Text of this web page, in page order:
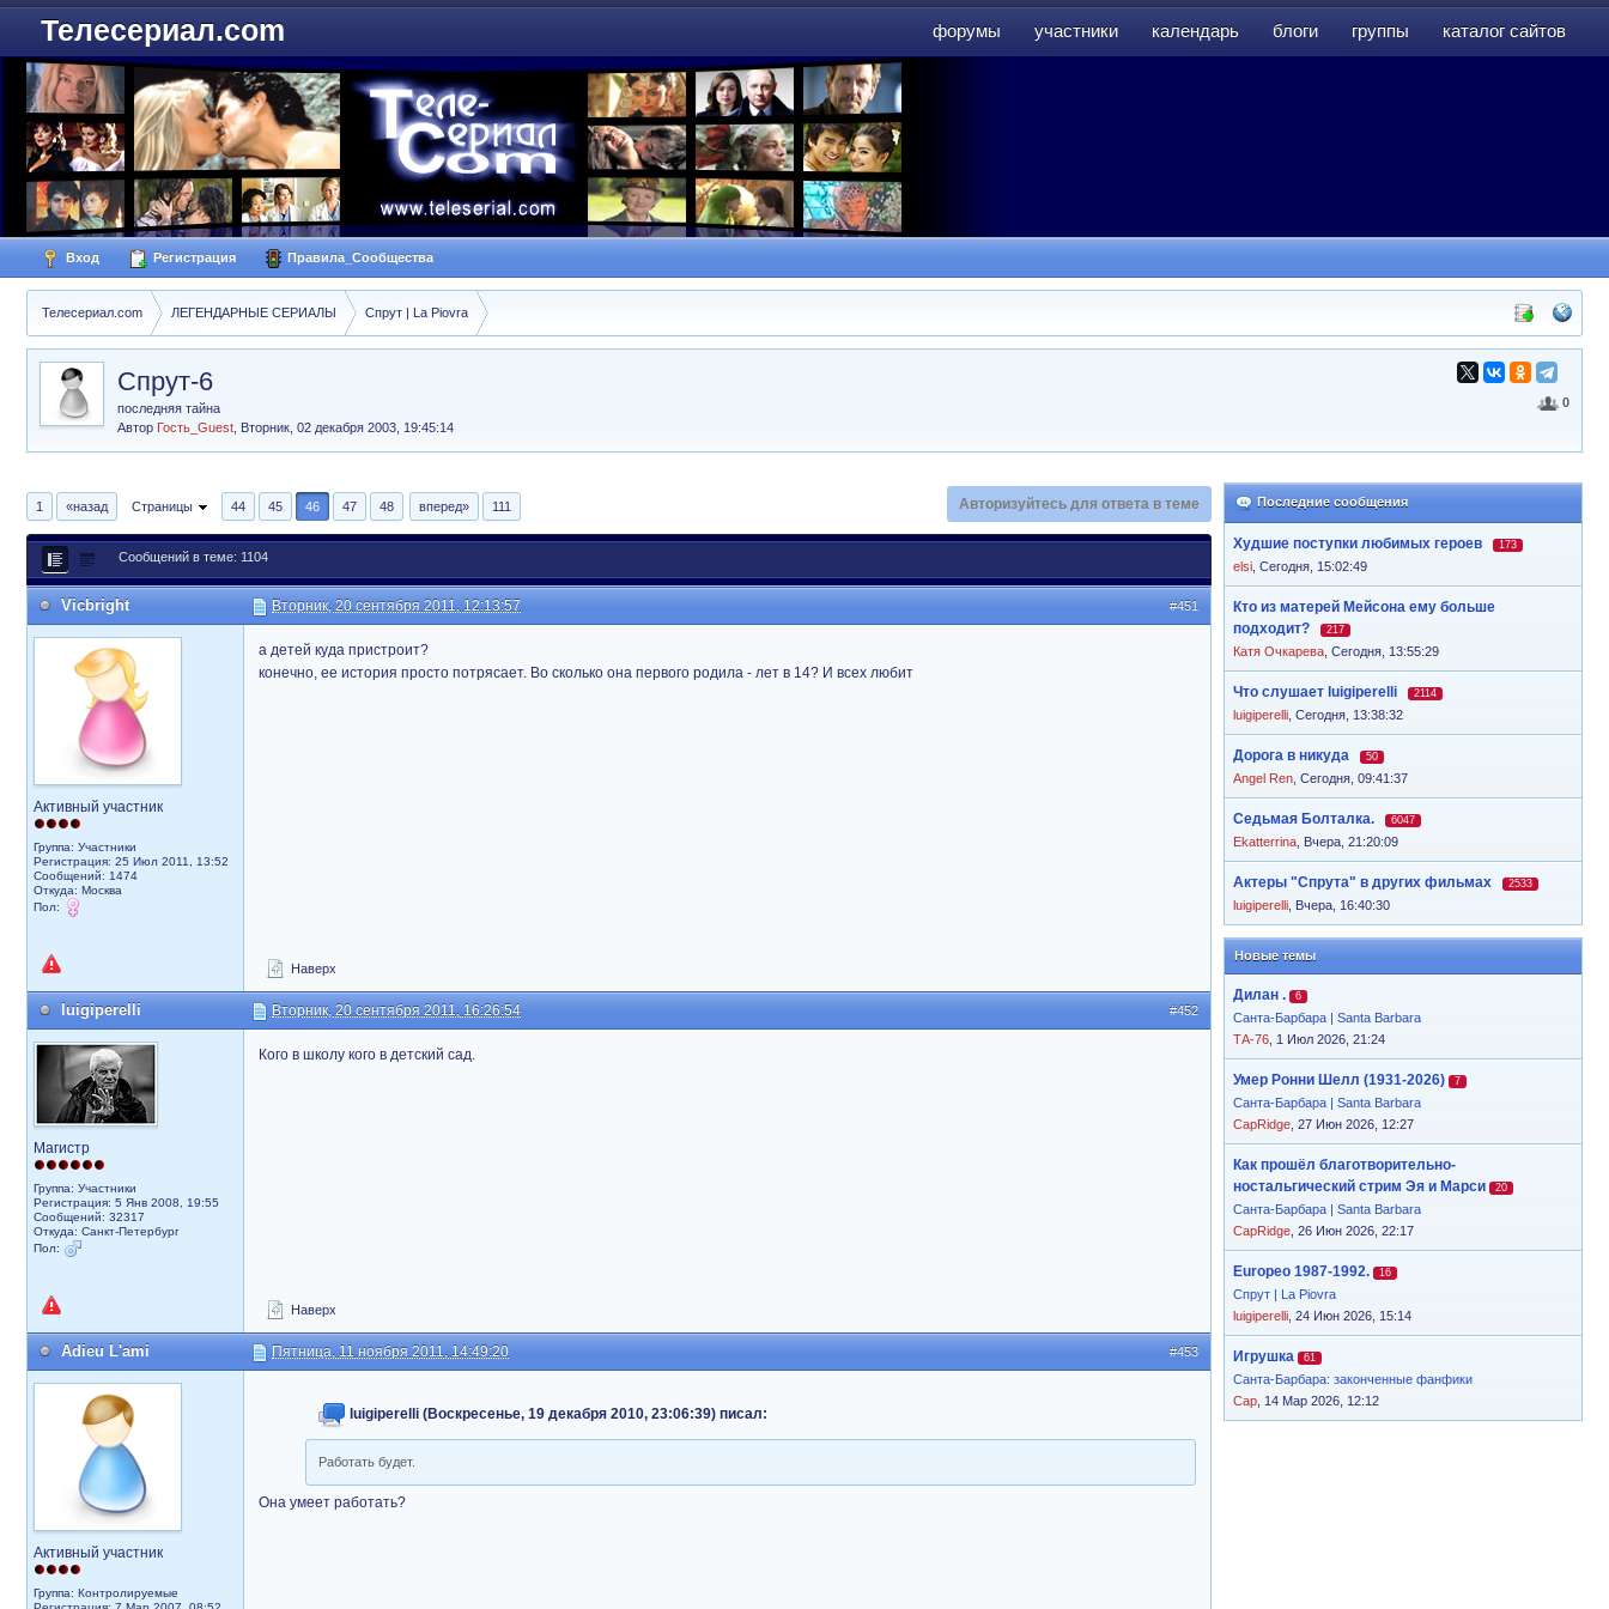
форумы участники календарь блоги группы каталог сайтов
Телесериал.com
Вход Регистрация Правила_Сообщества
Телесериал.com ЛЕГЕНДАРНЫЕ СЕРИАЛЫ Спрут | La Piovra
0
Спрут-6
последняя тайна
Автор Гость_Guest Вторник, 02 декабря 2003, 19:45:14
Последние сообщения
Худшие поступки любимых героев 173
elsi Сегодня, 15:02:49
Кто из матерей Мейсона ему больше
подходит?
217
Катя Очкарева Сегодня, 13:55:29
Что слушает luigiperelli 2114
luigiperelli Сегодня, 13:38:32
Дорога в никуда 50
Angel Ren Сегодня, 09:41:37
Седьмая Болталка. 6047
Ekatterrina Вчера, 21:20:09
Актеры "Спрута" в других фильмах 2533
luigiperelli Вчера, 16:40:30
Новые темы
Дилан . 6
Санта-Барбара | Santa Barbara
ТА-76 , 1 Июл 2026, 21:24
Умер Ронни Шелл (1931-2026) 7
Санта-Барбара | Santa Barbara
CapRidge , 27 Июн 2026, 12:27
Как прошёл благотворительно-
ностальгический стрим Эя и Марси
20
Санта-Барбара | Santa Barbara
CapRidge , 26 Июн 2026, 22:17
Europeo 1987-1992. 16
Спрут | La Piovra
luigiperelli , 24 Июн 2026, 15:14
Игрушка 61
Санта-Барбара: законченные фанфики
Cap , 14 Мар 2026, 12:12
1 «назад Страницы 44 45 46 47 48 вперед» 111 Авторизуйтесь для ответа в теме
Сообщений в теме: 1104
#451
Vicbright Вторник, 20 сентября 2011, 12:13:57
Активный участник
Группа: Участники
Регистрация: 25 Июл 2011, 13:52
Сообщений: 1474
Откуда: Москва
Пол:
а детей куда пристроит?
конечно, ее история просто потрясает. Во сколько она первого родила - лет в 14? И всех любит
Наверх
#452
luigiperelli Вторник, 20 сентября 2011, 16:26:54
Магистр
Группа: Участники
Регистрация: 5 Янв 2008, 19:55
Сообщений: 32317
Откуда: Санкт-Петербург
Пол:
Кого в школу кого в детский сад.
Наверх
#453
Adieu L'ami Пятница, 11 ноября 2011, 14:49:20
Активный участник
Группа: Контролируемые
luigiperelli (Воскресенье, 19 декабря 2010, 23:06:39) писал:
Работать будет.
Она умеет работать?